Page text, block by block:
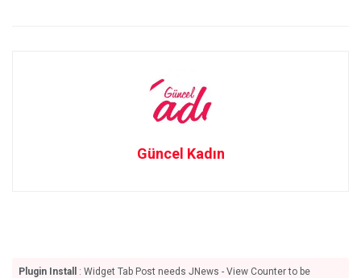
Güncel Kadın
Plugin Install
: Widget Tab Post needs JNews - View Counter to be